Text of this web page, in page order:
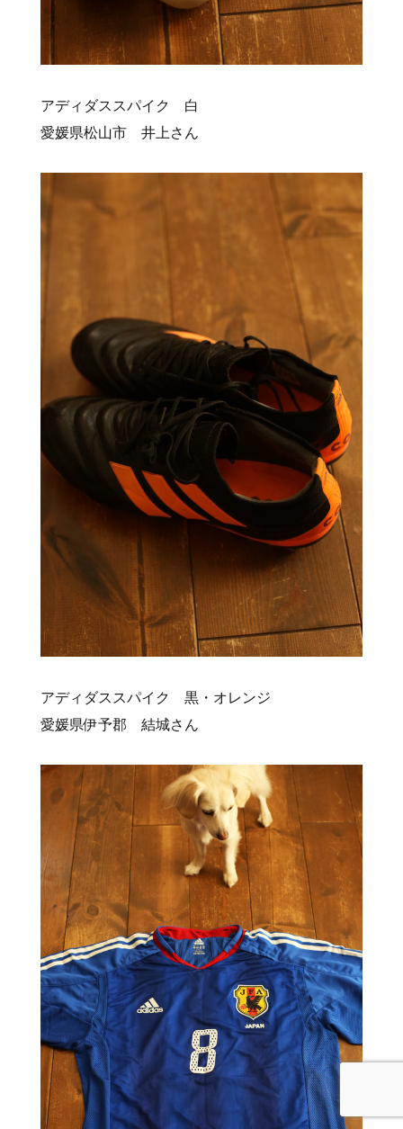
アディダススパイク 白
愛媛県松山市 井上さん
アディダススパイク 黒・オレンジ
愛媛県伊予郡 結城さん